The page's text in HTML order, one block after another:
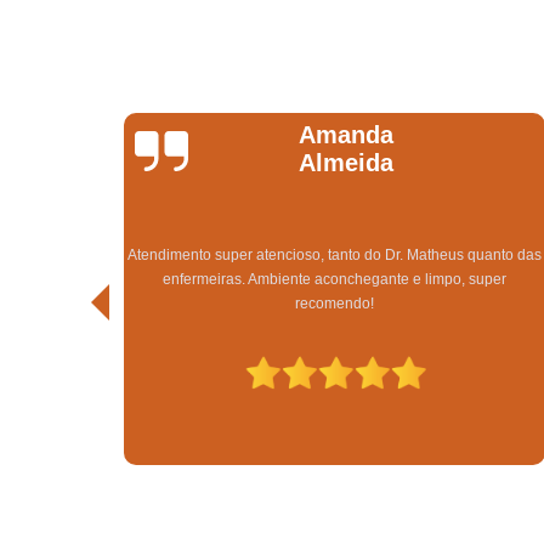
Gabriele Da Silva
Gomes
obtive excelente resultado em apenas 3 meses de tratamento.
Sempre tive pouquíssimo cabelo e afetava demais a minha